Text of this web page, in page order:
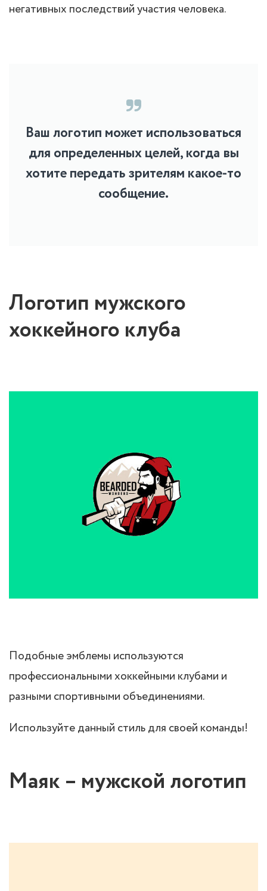
негативных последствий участия человека.
Ваш логотип может использоваться
для определенных целей, когда вы
хотите передать зрителям какое-то
сообщение.
Логотип мужского
хоккейного клуба
Подобные эмблемы используются
профессиональными хоккейными клубами и
разными спортивными объединениями.
Используйте данный стиль для своей команды!
Маяк – мужской логотип